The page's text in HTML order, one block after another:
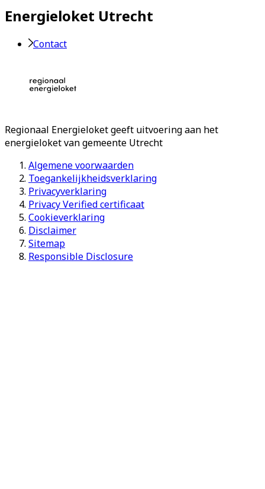
Energieloket Utrecht
Contact
Regionaal Energieloketgeeft uitvoering aan het
energieloket van gemeente Utrecht
Algemene voorwaarden
Toegankelijkheidsverklaring
Privacyverklaring
Privacy Verified certificaat
Cookieverklaring
Disclaimer
Sitemap
Responsible Disclosure